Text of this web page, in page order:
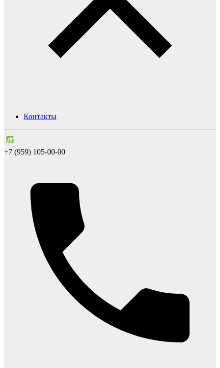
Контакты
+7 (959) 105-00-00